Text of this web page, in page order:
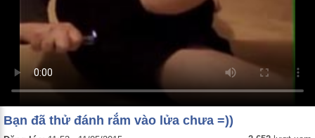
Bạn đã thử đánh rắm vào lửa chưa =))